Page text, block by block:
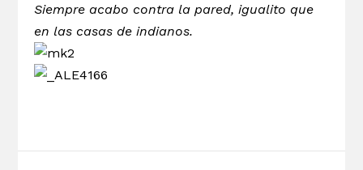
Siempre acabo contra la pared, igualito que
en las casas de indianos.